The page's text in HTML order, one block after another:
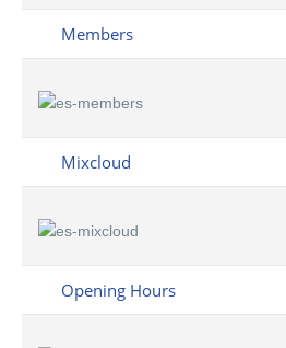
Members
Mixcloud
Opening Hours